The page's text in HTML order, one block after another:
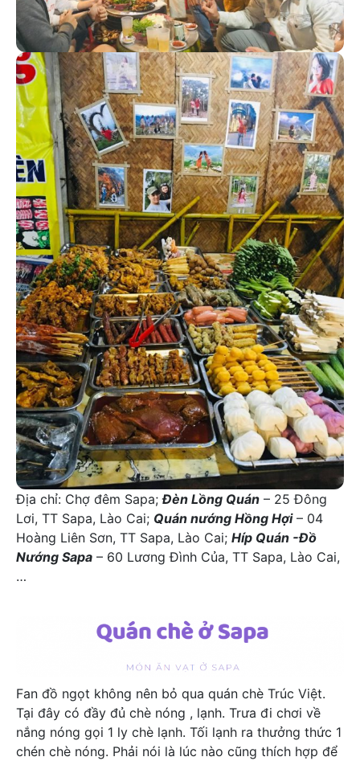
Địa chỉ: Chợ đêm Sapa;Đèn Lồng Quán – 25 Đông
Lơi, TT Sapa, Lào Cai; Quán nướng Hồng Hợi– 04
Hoàng Liên Sơn, TT Sapa, Lào Cai; Híp Quán -Đồ
Nướng Sapa – 60 Lương Đình Của, TT Sapa, Lào Cai,
…
Fan đồ ngọt không nên bỏ qua quán chè Trúc Việt.
Tại đây có đầy đủ chè nóng , lạnh. Trưa đi chơi về
nắng nóng gọi 1 ly chè lạnh. Tối lạnh ra thưởng thức 1
chén chè nóng. Phải nói là lúc nào cũng thích hợp để